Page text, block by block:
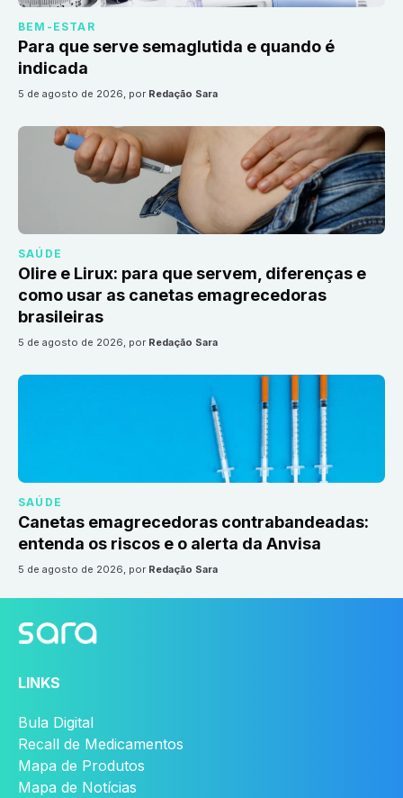
BEM-ESTAR
Para que serve semaglutida e quando é
indicada
5 de agosto de 2026, por Redação Sara
SAÚDE
Olire e Lirux: para que servem, diferenças e
como usar as canetas emagrecedoras
brasileiras
5 de agosto de 2026, por Redação Sara
SAÚDE
Canetas emagrecedoras contrabandeadas:
entenda os riscos e o alerta da Anvisa
5 de agosto de 2026, por Redação Sara
LINKS
Bula Digital
Recall de Medicamentos
Mapa de Produtos
Mapa de Notícias